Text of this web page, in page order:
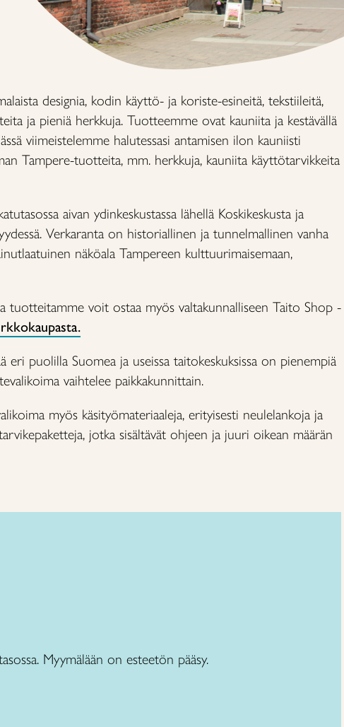
designia, kodin käyttö- ja koriste-esineitä, tekstiileitä,
ja pieniä herkkuja. Tuotteemme ovat kauniita ja kestävällä
viimeistelemme halutessasi antamisen ilon kauniisti
Tampere-tuotteita, mm. herkkuja, kauniita käyttötarvikkeita
aivan ydinkeskustassa lähellä Koskikeskusta ja
Verkaranta on historiallinen ja tunnelmallinen vanha
näköala Tampereen kulttuurimaisemaan,
tuotteitamme voit ostaa myös valtakunnalliseen Taito Shop -
puolilla Suomea ja useissa taitokeskuksissa on pienempiä
vaihtelee paikkakunnittain.
myös käsityömateriaaleja, erityisesti neulelankoja ja
jotka sisältävät ohjeen ja juuri oikean määrän
Myymälään on esteetön pääsy.